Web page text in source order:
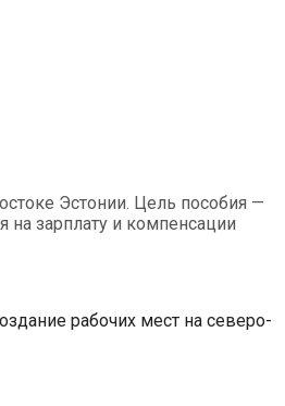
Эстонии. Цель пособия —
на зарплату и компенсации
рабочих мест на северо-